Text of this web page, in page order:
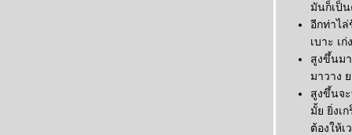
มันก็เป็น
อีกท่าไ
เบาะ เ
สูงขึ้นม
มาวาง
สูงขึ้นจ
มั้ย ยิ่งเ
ต้องให้เ